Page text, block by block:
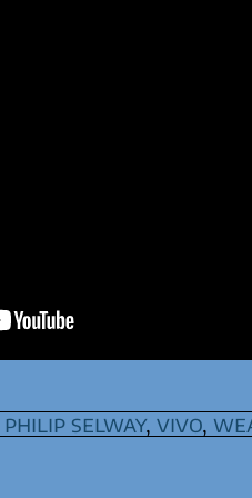
philip selway, vivo,